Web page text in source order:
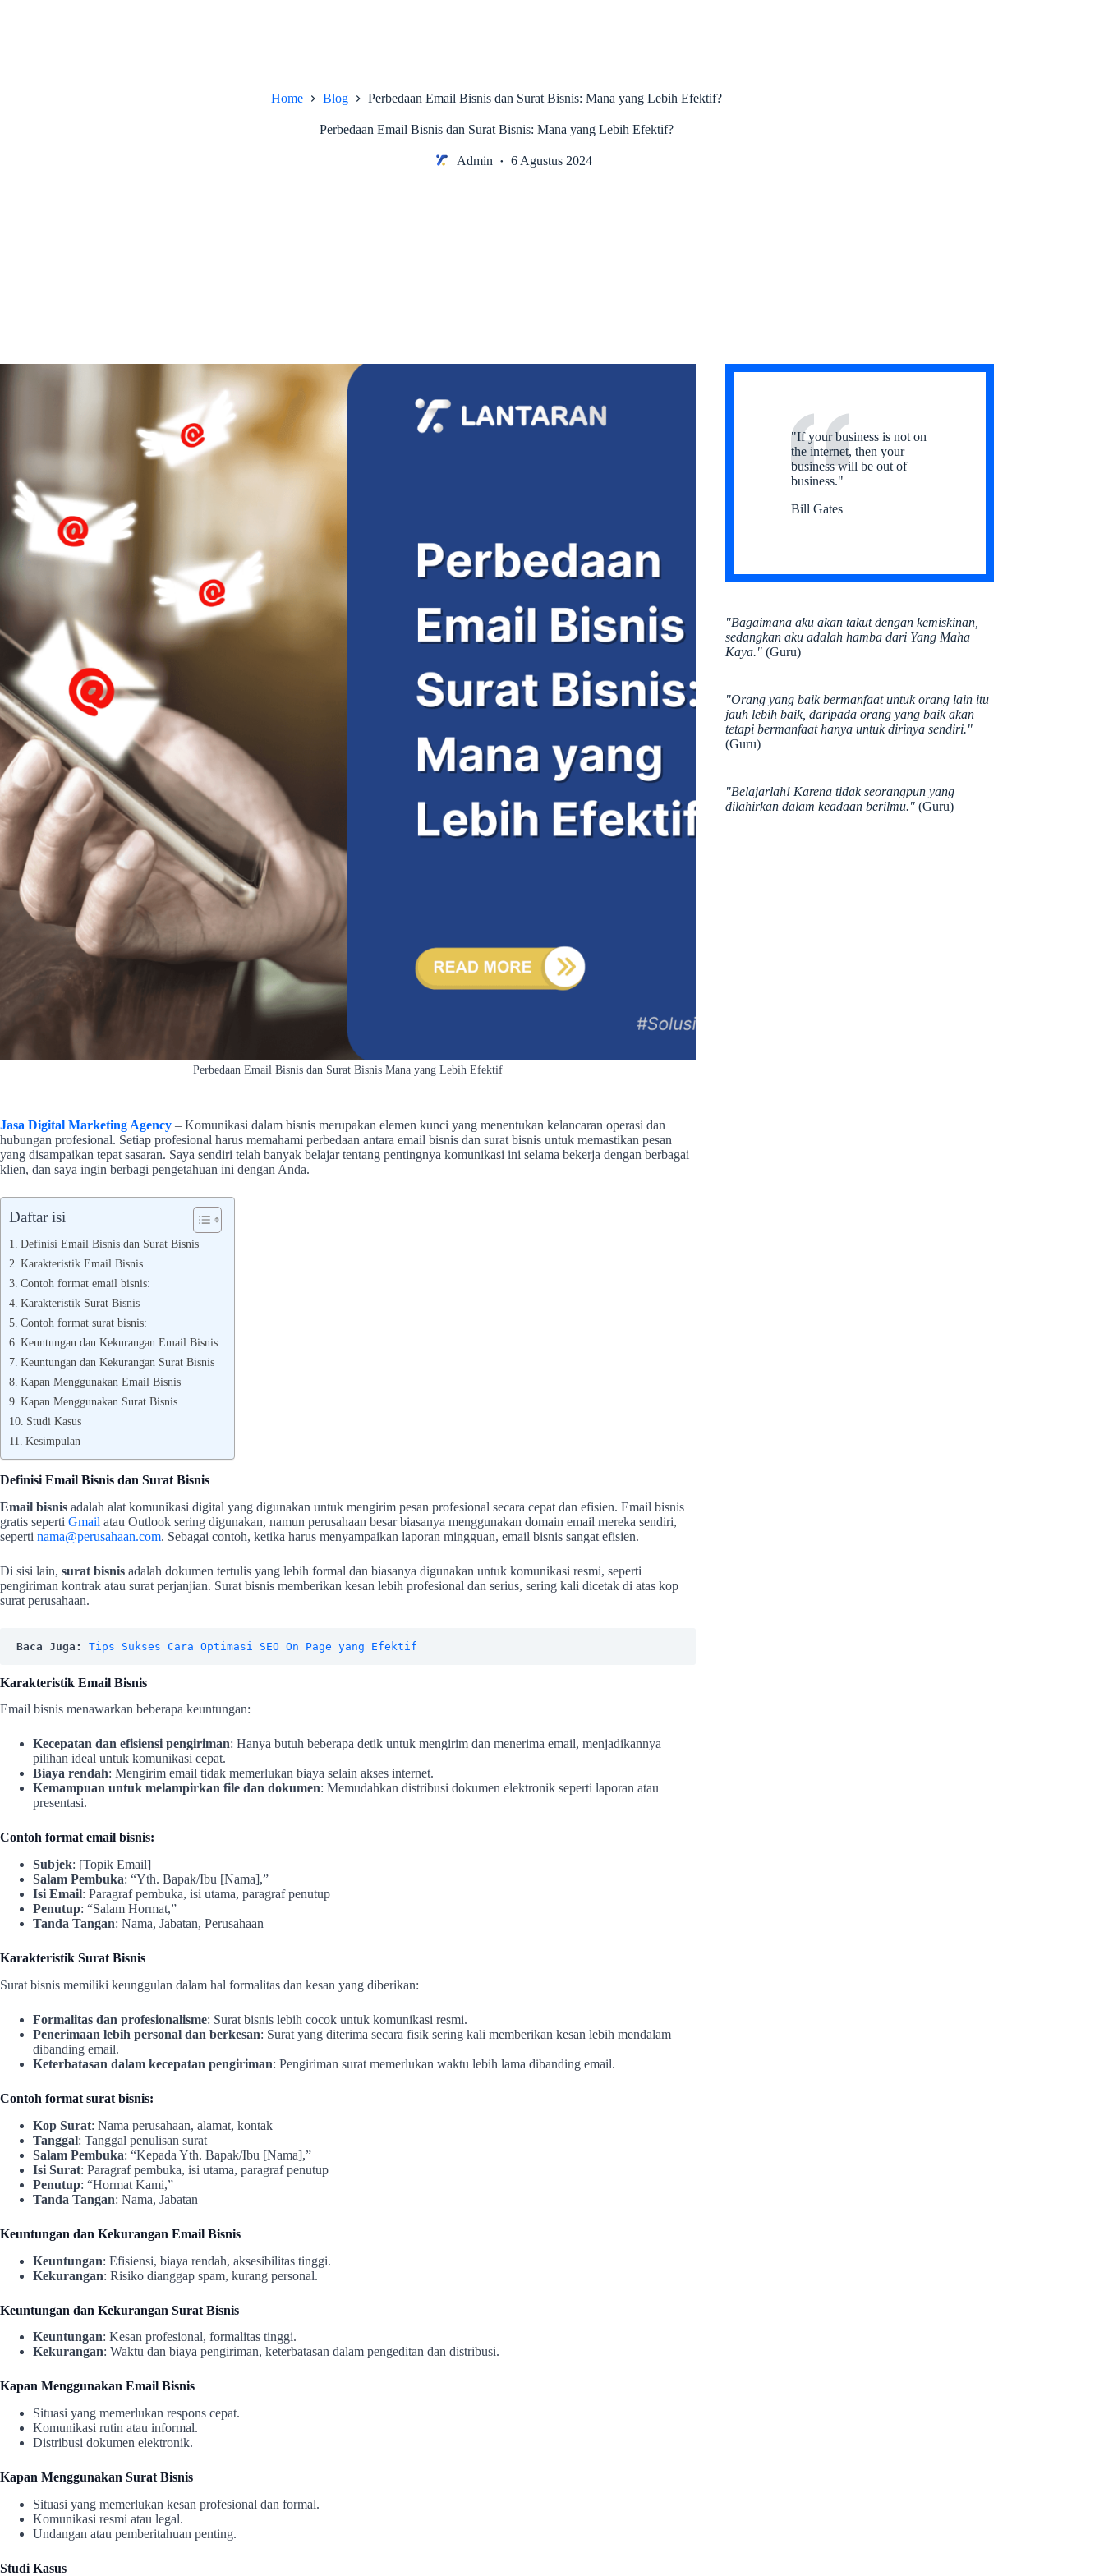
Home Blog Perbedaan Email Bisnis dan Surat Bisnis: Mana yang Lebih Efektif?
Perbedaan Email Bisnis dan Surat Bisnis: Mana yang Lebih Efektif?
Admin 6 Agustus 2024
Perbedaan Email Bisnis dan Surat Bisnis Mana yang Lebih Efektif
Jasa Digital Marketing Agency – Komunikasi dalam bisnis merupakan elemen kunci yang menentukan kelancaran operasi dan
hubungan profesional. Setiap profesional harus memahami perbedaan antara email bisnis dan surat bisnis untuk memastikan pesan
yang disampaikan tepat sasaran. Saya sendiri telah banyak belajar tentang pentingnya komunikasi ini selama bekerja dengan berbagai
klien, dan saya ingin berbagi pengetahuan ini dengan Anda.
Daftar isi
Definisi Email Bisnis dan Surat Bisnis
Karakteristik Email Bisnis
Contoh format email bisnis:
Karakteristik Surat Bisnis
Contoh format surat bisnis:
Keuntungan dan Kekurangan Email Bisnis
Keuntungan dan Kekurangan Surat Bisnis
Kapan Menggunakan Email Bisnis
Kapan Menggunakan Surat Bisnis
Studi Kasus
Kesimpulan
Definisi Email Bisnis dan Surat Bisnis
Email bisnis adalah alat komunikasi digital yang digunakan untuk mengirim pesan profesional secara cepat dan efisien. Email bisnis
gratis seperti Gmail atau Outlook sering digunakan, namun perusahaan besar biasanya menggunakan domain email mereka sendiri,
seperti nama@perusahaan.com. Sebagai contoh, ketika harus menyampaikan laporan mingguan, email bisnis sangat efisien.
Di sisi lain, surat bisnis adalah dokumen tertulis yang lebih formal dan biasanya digunakan untuk komunikasi resmi, seperti
pengiriman kontrak atau surat perjanjian. Surat bisnis memberikan kesan lebih profesional dan serius, sering kali dicetak di atas kop
surat perusahaan.
Baca Juga: Tips Sukses Cara Optimasi SEO On Page yang Efektif
Karakteristik Email Bisnis
Email bisnis menawarkan beberapa keuntungan:
Kecepatan dan efisiensi pengiriman: Hanya butuh beberapa detik untuk mengirim dan menerima email, menjadikannya
pilihan ideal untuk komunikasi cepat.
Biaya rendah: Mengirim email tidak memerlukan biaya selain akses internet.
Kemampuan untuk melampirkan file dan dokumen: Memudahkan distribusi dokumen elektronik seperti laporan atau
presentasi.
Contoh format email bisnis:
Subjek: [Topik Email]
Salam Pembuka: “Yth. Bapak/Ibu [Nama],”
Isi Email: Paragraf pembuka, isi utama, paragraf penutup
Penutup: “Salam Hormat,”
Tanda Tangan: Nama, Jabatan, Perusahaan
Karakteristik Surat Bisnis
Surat bisnis memiliki keunggulan dalam hal formalitas dan kesan yang diberikan:
Formalitas dan profesionalisme: Surat bisnis lebih cocok untuk komunikasi resmi.
Penerimaan lebih personal dan berkesan: Surat yang diterima secara fisik sering kali memberikan kesan lebih mendalam
dibanding email.
Keterbatasan dalam kecepatan pengiriman: Pengiriman surat memerlukan waktu lebih lama dibanding email.
Contoh format surat bisnis:
Kop Surat: Nama perusahaan, alamat, kontak
Tanggal: Tanggal penulisan surat
Salam Pembuka: “Kepada Yth. Bapak/Ibu [Nama],”
Isi Surat: Paragraf pembuka, isi utama, paragraf penutup
Penutup: “Hormat Kami,”
Tanda Tangan: Nama, Jabatan
Keuntungan dan Kekurangan Email Bisnis
Keuntungan: Efisiensi, biaya rendah, aksesibilitas tinggi.
Kekurangan: Risiko dianggap spam, kurang personal.
Keuntungan dan Kekurangan Surat Bisnis
Keuntungan: Kesan profesional, formalitas tinggi.
Kekurangan: Waktu dan biaya pengiriman, keterbatasan dalam pengeditan dan distribusi.
Kapan Menggunakan Email Bisnis
Situasi yang memerlukan respons cepat.
Komunikasi rutin atau informal.
Distribusi dokumen elektronik.
Kapan Menggunakan Surat Bisnis
Situasi yang memerlukan kesan profesional dan formal.
Komunikasi resmi atau legal.
Undangan atau pemberitahuan penting.
Studi Kasus
"If your business is not on
the internet, then your
business will be out of
business."
Bill Gates
"Bagaimana aku akan takut dengan kemiskinan,
sedangkan aku adalah hamba dari Yang Maha
Kaya." (Guru)
"Orang yang baik bermanfaat untuk orang lain itu
jauh lebih baik, daripada orang yang baik akan
tetapi bermanfaat hanya untuk dirinya sendiri."
(Guru)
"Belajarlah! Karena tidak seorangpun yang
dilahirkan dalam keadaan berilmu." (Guru)